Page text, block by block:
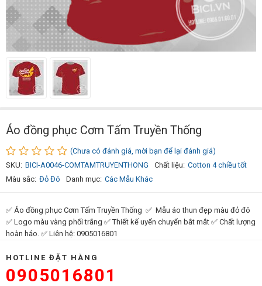
Áo đồng phục Cơm Tấm Truyền Thống
(Chưa có đánh giá, mời bạn để lại đánh giá)
SKU: BICI-A0046-COMTAMTRUYENTHONG Chất liệu: Cotton 4 chiều tốt
Màu sắc: Đỏ Đô Danh mục: Các Mẫu Khác
✅ Áo đồng phục Cơm Tấm Truyền Thống ✅ Mẫu áo thun đẹp màu đỏ đô
✅ Logo màu vàng phối trắng ✅ Thiết kế uyển chuyển bắt mắt ✅ Chất lượng
hoàn hảo. ✅ Liên hệ: 0905016801
HOTLINE ĐẶT HÀNG
0905016801